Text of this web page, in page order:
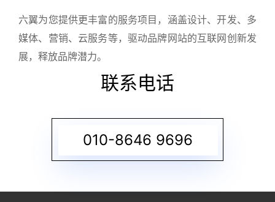
六翼为您提供更丰富的服务项目，涵盖设计、开发、多
媒体、营销、云服务等，驱动品牌网站的互联网创新发
展，释放品牌潜力。
联系电话
010-8646 9696